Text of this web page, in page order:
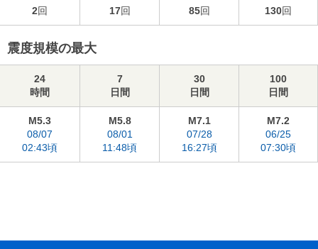
2回 17回 85回 130回
震度規模の最大
24
時間
7
日間
30
日間
100
日間
M5.3
08/07
02:43頃
M5.8
08/01
11:48頃
M7.1
07/28
16:27頃
M7.2
06/25
07:30頃